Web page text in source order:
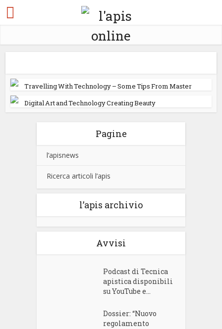
Travelling With Technology – Some Tips From Master
Digital Art and Technology Creating Beauty
Pagine
l’apisnews
Ricerca articoli l’apis
l’apis archivio
Avvisi
Podcast di Tecnica
apistica disponibili
su YouTube e...
Dossier: “Nuovo
regolamento